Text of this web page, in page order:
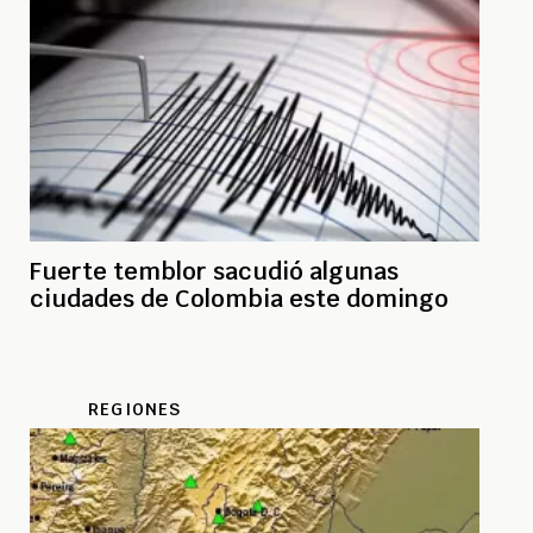
Fuerte temblor sacudió algunas
ciudades de Colombia este domingo
REGIONES